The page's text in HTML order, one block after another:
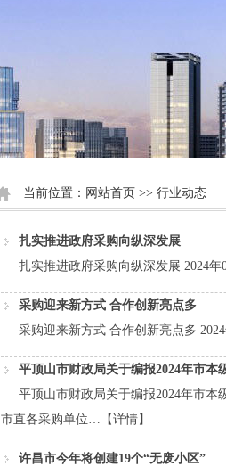
当前位置： 网站首页 >> 行业动态
扎实推进政府采购向纵深发展
扎实推进政府采购向纵深发展 2024
采购迎来新方式 合作创新亮点多
采购迎来新方式 合作创新亮点多
平顶山市财政局关于编报2024年市本
平顶山市财政局关于编报2024年市本
市直各采购单位… 【详情】
许昌市今年将创建19个“无废小区”